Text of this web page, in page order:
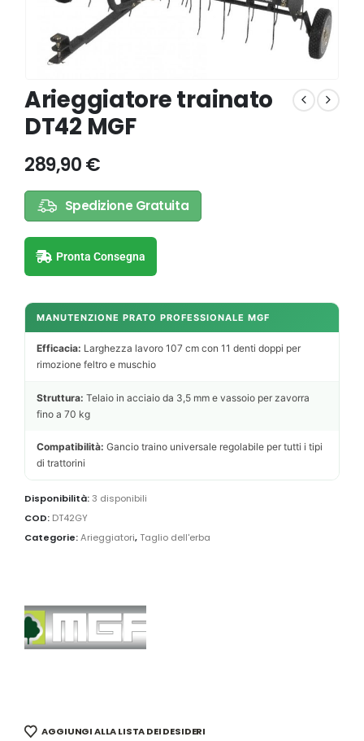
Arieggiatore trainato
DT42 MGF
289,90€
Spedizione Gratuita
Pronta Consegna
MANUTENZIONE PRATO PROFESSIONALE MGF
Efficacia: Larghezza lavoro 107 cm con 11 denti doppi per
rimozione feltro e muschio
Struttura: Telaio in acciaio da 3,5 mm e vassoio per zavorra
fino a 70 kg
Compatibilità: Gancio traino universale regolabile per tutti i tipi
di trattorini
Disponibilità:3 disponibili
COD: DT42GY
Categorie:Arieggiatori,Taglio dell'erba
AGGIUNGI ALLA LISTA DEI DESIDERI